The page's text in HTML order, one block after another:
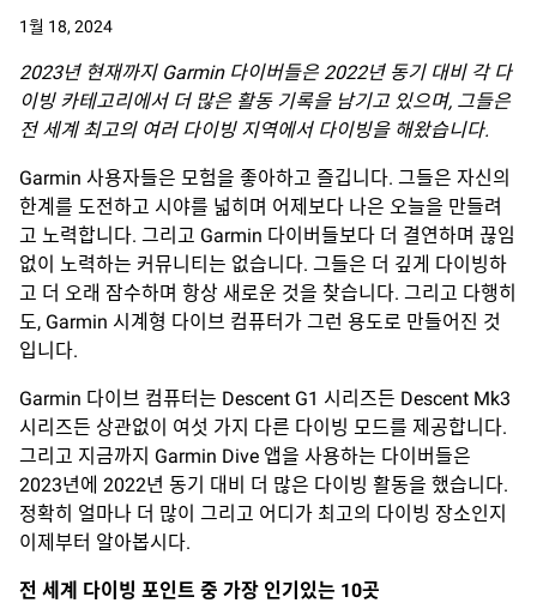
1월 18, 2024
2023년 현재까지Garmin 다이버들은 2022년 동기 대비 각 다
이빙 카테고리에서 더 많은 활동 기록을 남기고 있으며, 그들은
전 세계 최고의 여러 다이빙 지역에서 다이빙을 해왔습니다.
Garmin 사용자들은 모험을 좋아하고 즐깁니다. 그들은 자신의
한계를 도전하고 시야를 넓히며 어제보다 나은 오늘을 만들려
고 노력합니다. 그리고 Garmin 다이버들보다 더 결연하며 끊임
없이 노력하는 커뮤니티는 없습니다. 그들은 더 깊게 다이빙하
고 더 오래 잠수하며 항상 새로운 것을 찾습니다. 그리고 다행히
도, Garmin 시계형 다이브 컴퓨터가 그런 용도로 만들어진 것
입니다.
Garmin 다이브 컴퓨터는 Descent G1 시리즈든 Descent Mk3
시리즈든 상관없이 여섯 가지 다른 다이빙 모드를 제공합니다.
그리고 지금까지 Garmin Dive 앱을 사용하는 다이버들은
2023년에 2022년 동기 대비 더 많은 다이빙 활동을 했습니다.
정확히 얼마나 더 많이 그리고 어디가 최고의 다이빙 장소인지
이제부터 알아봅시다.
전 세계 다이빙 포인트 중 가장 인기있는 10곳